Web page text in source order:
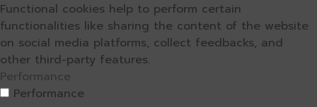
Functional cookies help to perform certain
functionalities like sharing the content of the website
on social media platforms, collect feedbacks, and
other third-party features.
Performance
Performance